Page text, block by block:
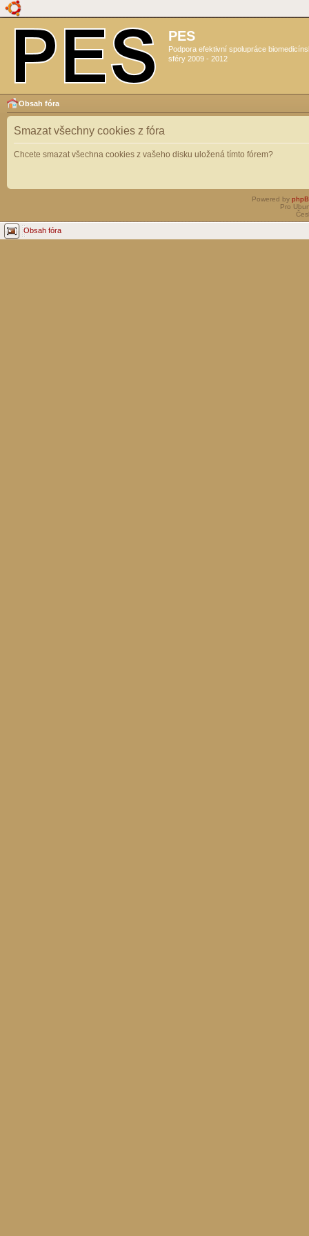
PES
Podpora efektivní spolupráce
sféry 2009 - 2012
Obsah fóra
Smazat všechny cookies z fóra
Chcete smazat všechna cookies z vašeho disku uložená tímto fórem?
Powered by
Pro
Obsah fóra